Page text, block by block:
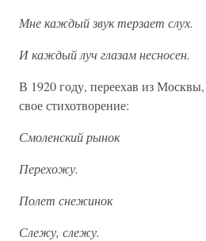
Мне каждый звук терзает слух.
И каждый луч глазам несносен.
В 1920 году, переехав из
свое стихотворение:
Смоленский рынок
Перехожу.
Полет снежинок
Слежу, слежу.